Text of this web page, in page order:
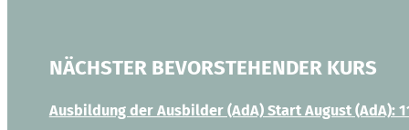
NÄCHSTER BEVORSTEHENDER KURS
Ausbildung der Ausbilder (AdA) Start August(AdA):